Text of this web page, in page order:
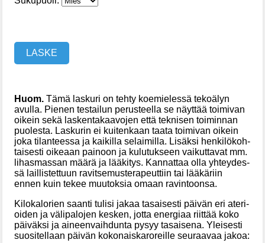
LASKE
Huom. Tä­mä las­ku­ri on teh­ty koe­mie­les­sä te­ko­älyn
avul­la. Pie­nen tes­tai­lun pe­rus­teel­la se näyt­tää toi­mi­van
oi­kein se­kä las­ken­ta­kaa­vo­jen et­tä tek­ni­sen toi­min­nan
puo­les­ta. Las­ku­rin ei kui­ten­kaan taa­ta toi­mi­van oi­kein
jo­ka ti­lan­tees­sa ja kai­kil­la se­lai­mil­la. Li­säk­si hen­ki­lö­koh­
tai­ses­ti oi­ke­aan pai­noon ja ku­lu­tuk­seen vai­kut­ta­vat mm.
li­has­mas­san mää­rä ja lää­ki­tys. Kan­nat­taa ol­la yh­tey­des­
sä lail­lis­tet­tuun ra­vit­se­mus­te­ra­peut­tiin tai lää­kä­riin
ennen kuin te­kee muu­tok­sia omaan ra­vin­toonsa.
Ki­lo­ka­lo­ri­en saan­ti tu­li­si ja­kaa ta­sai­ses­ti päi­vän eri ate­ri­
oi­den ja vä­li­pa­lo­jen kes­ken, jot­ta ener­gi­aa riit­tää ko­ko
päi­väk­si ja ai­neen­vaih­dun­ta py­syy ta­sai­se­na. Ylei­ses­ti
suo­si­tel­laan päi­vän ko­ko­nais­ka­ro­reil­le seu­raa­vaa ja­koa: